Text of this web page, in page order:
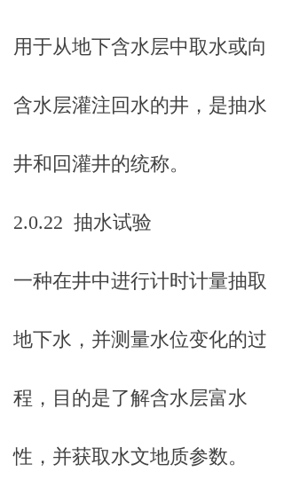
用于从地下含水层中取水或向
含水层灌注回水的井，是抽水
井和回灌井的统称。
2.0.22 抽水试验
一种在井中进行计时计量抽取
地下水，并测量水位变化的过
程，目的是了解含水层富水
性，并获取水文地质参数。